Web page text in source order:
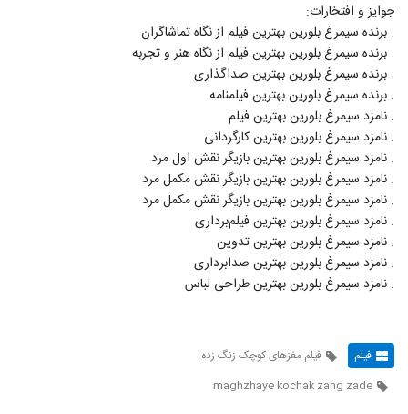
جوایز و افتخارات:
. برنده سیمرغ بلورین بهترین فیلم از نگاه تماشاگران
. برنده سیمرغ بلورین بهترین فیلم از نگاه هنر و تجربه
. برنده سیمرغ بلورین بهترین صداگذاری
. برنده سیمرغ بلورین بهترین فیلمنامه
. نامزد سیمرغ بلورین بهترین فیلم
. نامزد سیمرغ بلورین بهترین کارگردانی
. نامزد سیمرغ بلورین بهترین بازیگر نقش اول مرد
. نامزد سیمرغ بلورین بهترین بازیگر نقش مکمل مرد
. نامزد سیمرغ بلورین بهترین بازیگر نقش مکمل مرد
. نامزد سیمرغ بلورین بهترین فیلم‌برداری
. نامزد سیمرغ بلورین بهترین تدوین
. نامزد سیمرغ بلورین بهترین صدابرداری
. نامزد سیمرغ بلورین بهترین طراحی لباس
فیلم
فیلم مغزهای کوچک زنگ زده
maghzhaye kochak zang zade